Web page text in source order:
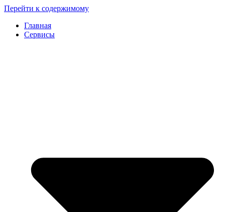
Перейти к содержимому
Главная
Сервисы